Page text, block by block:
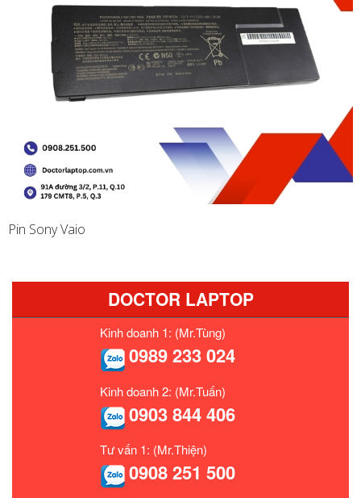
Pin Sony Vaio
DOCTOR LAPTOP
Kinh doanh 1: (Mr.Tùng)
0989 233 024
Kinh doanh 2: (Mr.Tuấn)
0903 844 406
Tư vấn 1: (Mr.Thiện)
0908 251 500